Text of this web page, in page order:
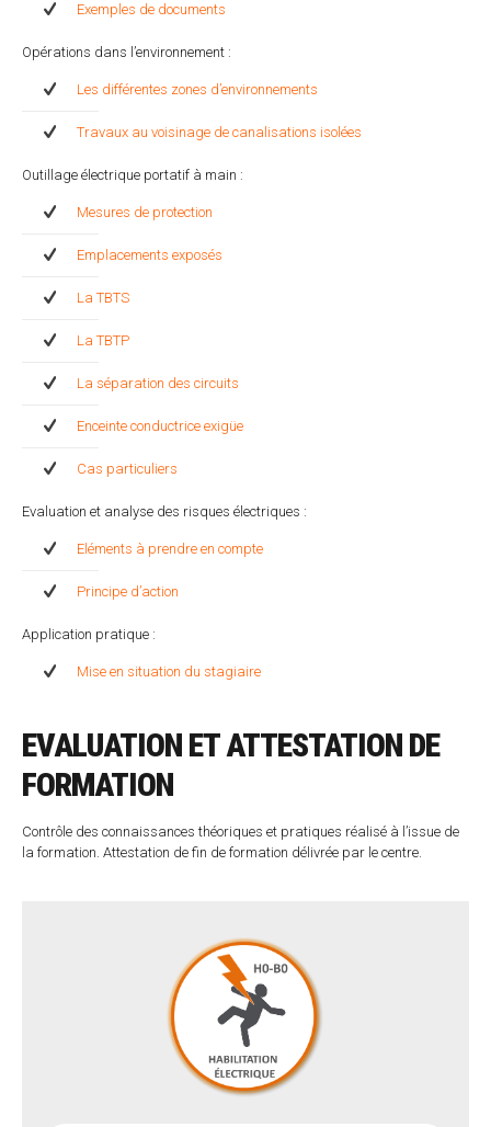
Exemples de documents
Opérations dans l’environnement :
Les différentes zones d’environnements
Travaux au voisinage de canalisations isolées
Outillage électrique portatif à main :
Mesures de protection
Emplacements exposés
La TBTS
La TBTP
La séparation des circuits
Enceinte conductrice exigüe
Cas particuliers
Evaluation et analyse des risques électriques :
Eléments à prendre en compte
Principe d’action
Application pratique :
Mise en situation du stagiaire
EVALUATION ET ATTESTATION DE
FORMATION
Contrôle des connaissances théoriques et pratiques réalisé à l’issue de
la formation. Attestation de fin de formation délivrée par le centre.